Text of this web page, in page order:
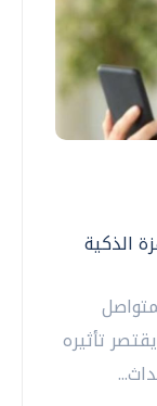
الذكية
تأثيره